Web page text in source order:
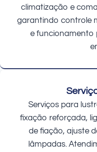
climatização e
garantindo controle
e funcionamento
Serviços para
fixação reforçada,
de fiação, ajuste
lâmpadas.